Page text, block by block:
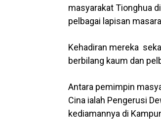
masyarakat Tionghua
pelbagai lapisan
Kehadiran mereka
berbilang kaum dan
Antara pemimpin
Cina ialah Pengerusi
kediamannya di